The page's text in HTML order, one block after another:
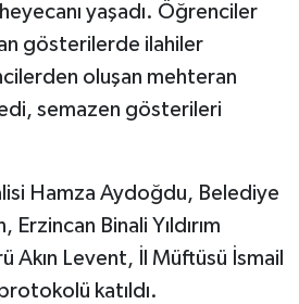
yaşadı. Öğrenciler
gösterilerde ilahiler
oluşan mehteran
semazen gösterileri
Hamza Aydoğdu, Belediye
Erzincan Binali Yıldırım
Akın Levent, İl Müftüsü İsmail
katıldı.